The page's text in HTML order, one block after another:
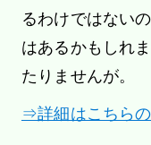
るわけではない
はあるかもしれ
たりませんが。
⇒詳細はこちら